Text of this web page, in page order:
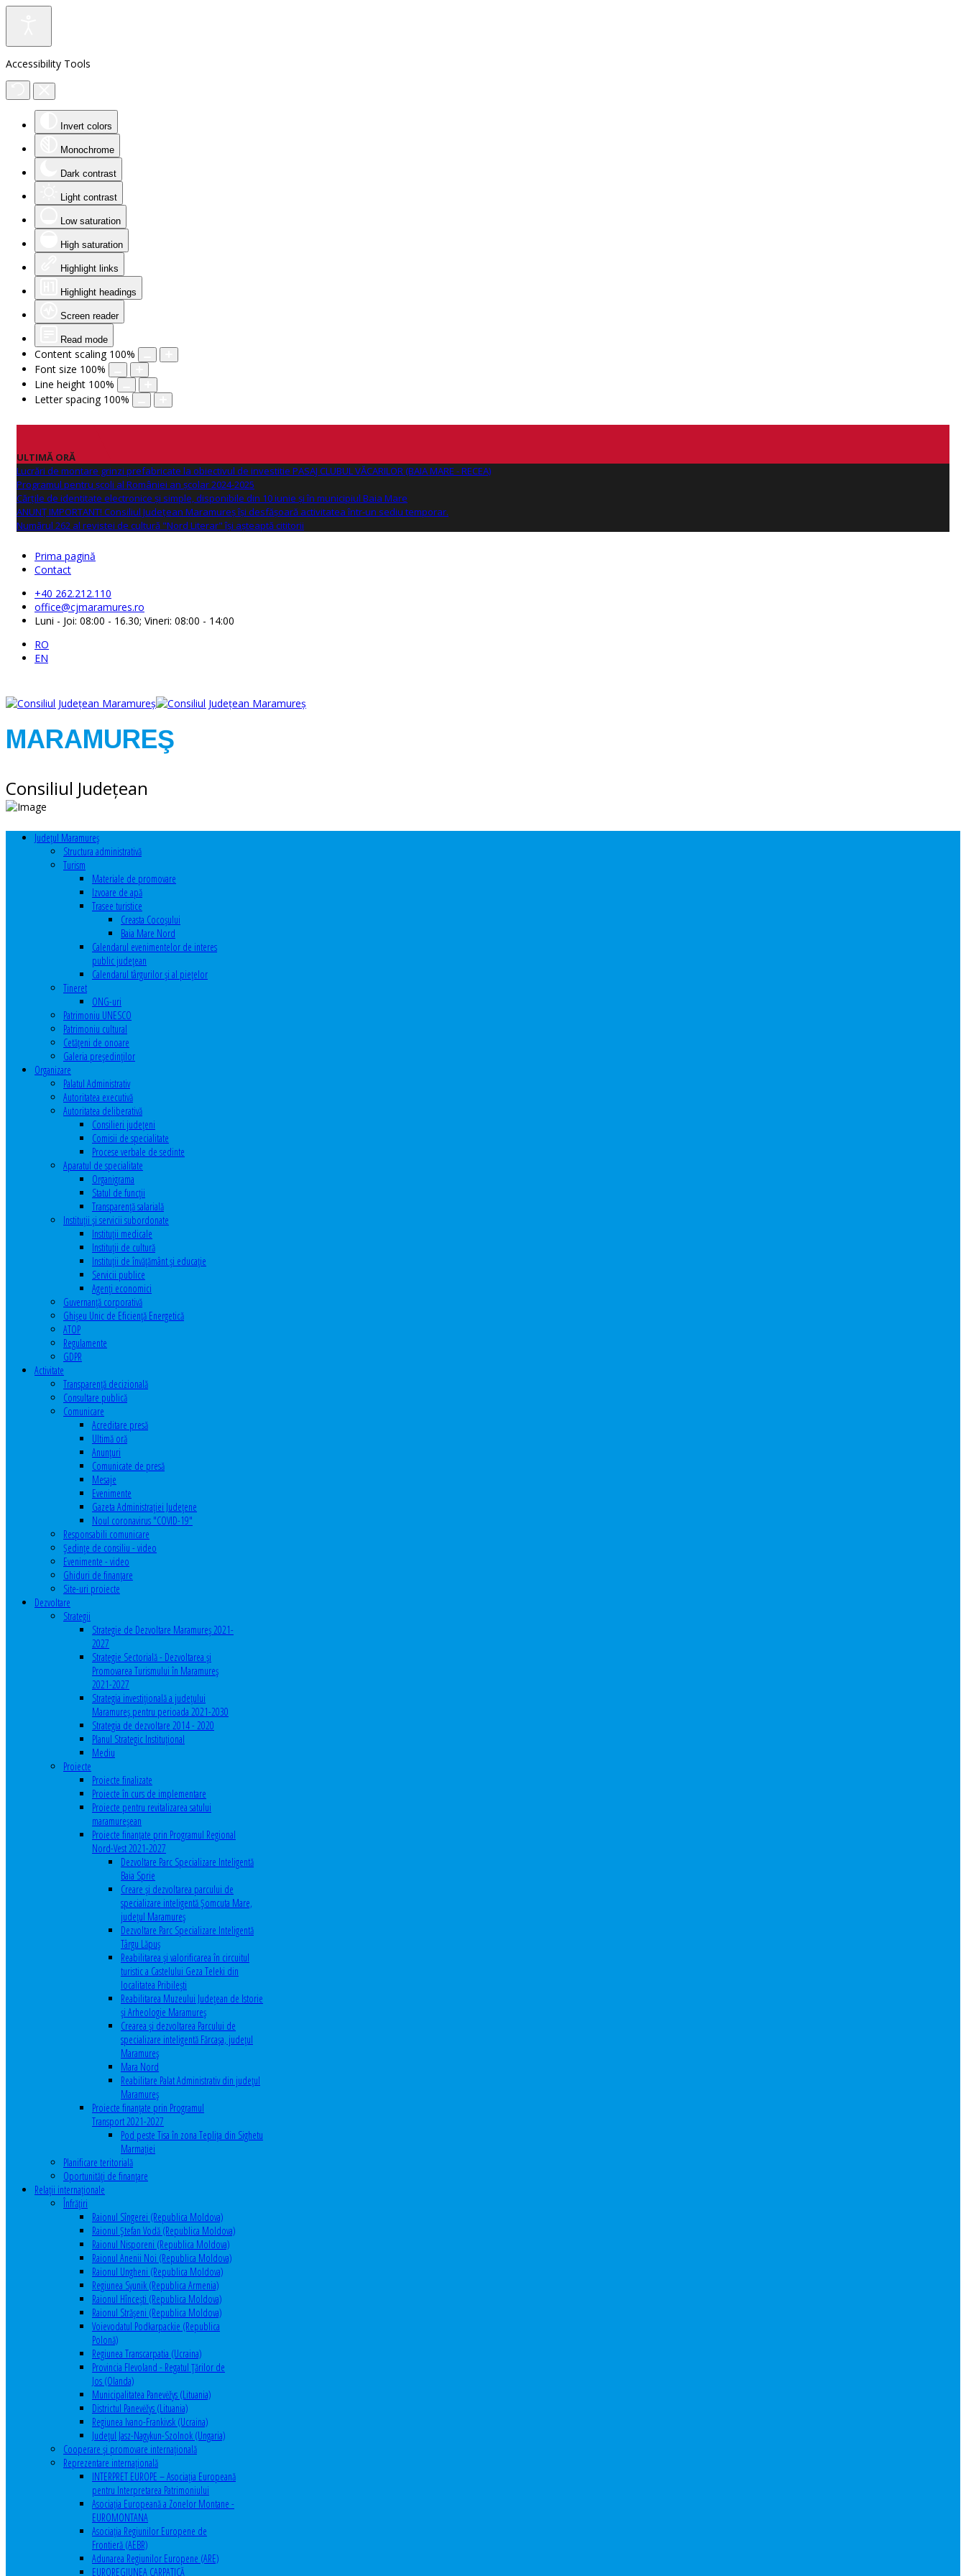
Accessibility Tools
Invert colors
Monochrome
Dark contrast
Light contrast
Low saturation
High saturation
Highlight links
Highlight headings
Screen reader
Read mode
Content scaling 100%
Font size 100%
Line height 100%
Letter spacing 100%
ULTIMĂ ORĂ
Lucrări de montare grinzi prefabricate la obiectivul de investitie PASAJ CLUBUL VĂCARILOR (BAIA MARE - RECEA)
Programul pentru școli al României an școlar 2024-2025
Cărțile de identitate electronice și simple, disponibile din 10 iunie și în municipiul Baia Mare
ANUNŢ IMPORTANT! Consiliul Județean Maramureș își desfășoară activitatea într-un sediu temporar.
Numărul 262 al revistei de cultură "Nord Literar" își așteaptă cititorii
Prima pagină
Contact
+40 262.212.110
office@cjmaramures.ro
Luni - Joi: 08:00 - 16.30; Vineri: 08:00 - 14:00
RO
EN
MARAMUREŞ
Consiliul Judeţean
Judeţul Maramureş
Structura administrativă
Turism
Materiale de promovare
Izvoare de apă
Trasee turistice
Creasta Cocoșului
Baia Mare Nord
Calendarul evenimentelor de interes
public judeţean
Calendarul târgurilor şi al pieţelor
Tineret
ONG-uri
Patrimoniu UNESCO
Patrimoniu cultural
Cetăţeni de onoare
Galeria președinților
Organizare
Palatul Administrativ
Autoritatea executivă
Autoritatea deliberativă
Consilieri judeţeni
Comisii de specialitate
Procese verbale de sedinte
Aparatul de specialitate
Organigrama
Statul de funcții
Transparență salarială
Instituţii şi servicii subordonate
Instituţii medicale
Instituţii de cultură
Instituţii de învăţământ şi educaţie
Servicii publice
Agenţi economici
Guvernanță corporativă
Ghişeu Unic de Eficienţă Energetică
ATOP
Regulamente
GDPR
Activitate
Transparenţă decizională
Consultare publică
Comunicare
Acreditare presă
Ultimă oră
Anunţuri
Comunicate de presă
Mesaje
Evenimente
Gazeta Administraţiei Judeţene
Noul coronavirus "COVID-19"
Responsabili comunicare
Şedinţe de consiliu - video
Evenimente - video
Ghiduri de finanţare
Site-uri proiecte
Dezvoltare
Strategii
Strategie de Dezvoltare Maramureș 2021-
2027
Strategie Sectorială - Dezvoltarea și
Promovarea Turismului în Maramureș
2021-2027
Strategia investiţională a județului
Maramureș pentru perioada 2021-2030
Strategia de dezvoltare 2014 - 2020
Planul Strategic Instituţional
Mediu
Proiecte
Proiecte finalizate
Proiecte în curs de implementare
Proiecte pentru revitalizarea satului
maramureşean
Proiecte finanțate prin Programul Regional
Nord-Vest 2021-2027
Dezvoltare Parc Specializare Inteligentă
Baia Sprie
Creare și dezvoltarea parcului de
specializare inteligentă Șomcuta Mare,
județul Maramureș
Dezvoltare Parc Specializare Inteligentă
Târgu Lăpuș
Reabilitarea și valorificarea în circuitul
turistic a Castelului Geza Teleki din
localitatea Pribilești
Reabilitarea Muzeului Județean de Istorie
și Arheologie Maramureș
Crearea și dezvoltarea Parcului de
specializare inteligentă Fărcașa, județul
Maramureș
Mara Nord
Reabilitare Palat Administrativ din județul
Maramureș
Proiecte finanțate prin Programul
Transport 2021-2027
Pod peste Tisa în zona Teplița din Sighetu
Marmației
Planificare teritorială
Oportunităţi de finanţare
Relaţii internaţionale
Înfrăţiri
Raionul Sîngerei (Republica Moldova)
Raionul Ștefan Vodă (Republica Moldova)
Raionul Nisporeni (Republica Moldova)
Raionul Anenii Noi (Republica Moldova)
Raionul Ungheni (Republica Moldova)
Regiunea Syunik (Republica Armenia)
Raionul Hîncești (Republica Moldova)
Raionul Străşeni (Republica Moldova)
Voievodatul Podkarpackie (Republica
Polonă)
Regiunea Transcarpatia (Ucraina)
Provincia Flevoland - Regatul Ţărilor de
Jos (Olanda)
Municipalitatea Panevėžys (Lituania)
Districtul Panevėžys (Lituania)
Regiunea Ivano-Frankivsk (Ucraina)
Judeţul Jasz-Nagykun-Szolnok (Ungaria)
Cooperare şi promovare internaţională
Reprezentare internaţională
INTERPRET EUROPE – Asociația Europeană
pentru Interpretarea Patrimoniului
Asociația Europeană a Zonelor Montane -
EUROMONTANA
Asociația Regiunilor Europene de
Frontieră (AEBR)
Adunarea Regiunilor Europene (ARE)
EUROREGIUNEA CARPATICĂ